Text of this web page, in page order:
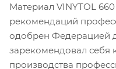
Материал VINYTOL
рекомендаций
одобрен Федерацией
зарекомендовал себя
производства